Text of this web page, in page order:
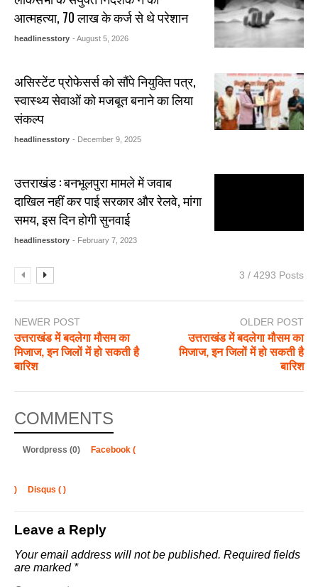
आत्महत्या, 70 लाख के कर्ज से थे परेशान
headlinesstory - August 5, 2026
असिस्टेंट प्रोफेसर्स को सौंपे नियुक्ति पत्र,
स्वास्थ्य सेवाओं को मजबूत बनाने का लिया
संकल्प
headlinesstory - December 9, 2025
उत्तराखंड : बनभूलपुरा मामले में जवाब
दाखिल नहीं कर पाई सरकार और रेलवे, मांगा
समय, इस दिन होगी सुनवाई
headlinesstory - February 7, 2023
3 / 4293 Posts
NEWER POST
उत्तराखंड में बदलेगा मौसम का
मिजाज, इन जिलों में हो सकती है
बारिश
OLDER POST
उत्तराखंड में बदलेगा मौसम का
मिजाज, इन जिलों में हो सकती है
बारिश
COMMENTS
Wordpress (0) Facebook (
) Disqus ( )
Leave a Reply
Your email address will not be published. Required fields
are marked *